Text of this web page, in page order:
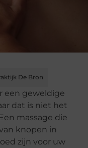
De Bron
een geweldige
dat is niet het
massage die
knopen in
zijn voor uw